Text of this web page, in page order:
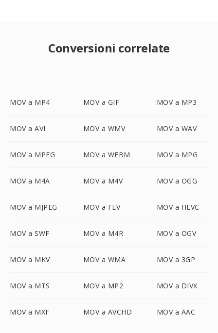
Conversioni correlate
MOV a MP4 MOV a GIF MOV a MP3
MOV a AVI MOV a WMV MOV a WAV
MOV a MPEG MOV a WEBM MOV a MPG
MOV a M4A MOV a M4V MOV a OGG
MOV a MJPEG MOV a FLV MOV a HEVC
MOV a SWF MOV a M4R MOV a OGV
MOV a MKV MOV a WMA MOV a 3GP
MOV a MTS MOV a MP2 MOV a DIVX
MOV a MXF MOV a AVCHD MOV a AAC